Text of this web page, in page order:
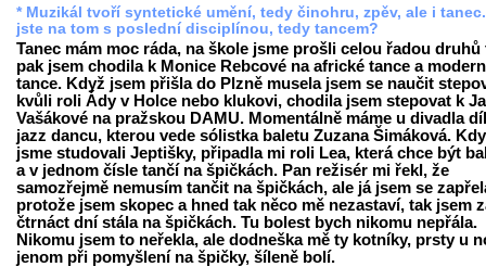
* Muzikál tvoří syntetické umění, tedy činohru, zpěv, ale i
jste na tom s poslední disciplínou, tedy tancem?
Tanec mám moc ráda, na škole jsme prošli celou řadou druhů
pak jsem chodila k Monice Rebcové na africké tance a
tance. Když jsem přišla do Plzně musela jsem se naučit
kvůli roli Ády v Holce nebo klukovi, chodila jsem stepovat k
Vašákové na pražskou DAMU. Momentálně máme u divadla
jazz dancu, kterou vede sólistka baletu Zuzana Šimáková.
jsme studovali Jeptišky, připadla mi roli Lea, která chce být
a v jednom čísle tančí na špičkách. Pan režisér mi řekl, že
samozřejmě nemusím tančit na špičkách, ale já jsem se
protože jsem skopec a hned tak něco mě nezastaví, tak jsem
čtrnáct dní stála na špičkách. Tu bolest bych nikomu nepřála.
Nikomu jsem to neřekla, ale dodneška mě ty kotníky, prsty u
jenom při pomyšlení na špičky, šíleně bolí.